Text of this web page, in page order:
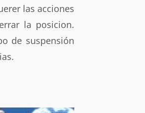
las acciones
la posicion.
de suspensión